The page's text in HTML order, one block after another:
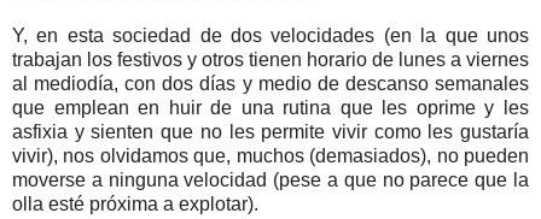
Y, en esta sociedad de dos velocidades (en la que unos
trabajan los festivos y otros tienen horario de lunes a viernes
al mediodía, con dos días y medio de descanso semanales
que emplean en huir de una rutina que les oprime y les
asfixia y sienten que no les permite vivir como les gustaría
vivir), nos olvidamos que, muchos (demasiados), no pueden
moverse a ninguna velocidad (pese a que no parece que la
olla esté próxima a explotar).